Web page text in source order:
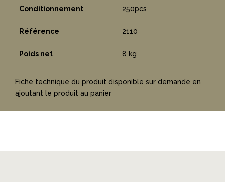
Conditionnement 250pcs
Référence 2110
Poids net 8 kg
Fiche technique du produit disponible sur demande en
ajoutant le produit au panier